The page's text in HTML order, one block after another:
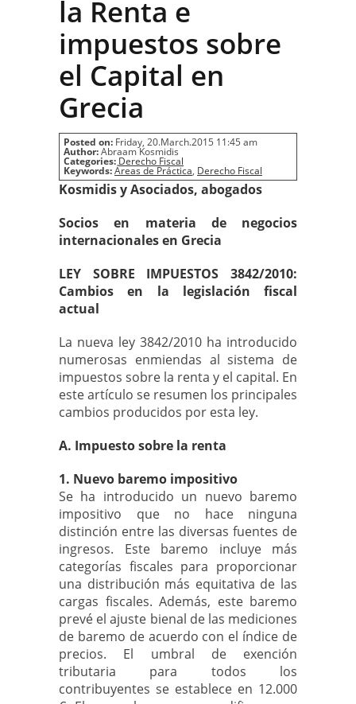
la Renta e
impuestos sobre
el Capital en
Grecia
Posted on: Friday, 20.March.2015 11:45 am
Author:Abraam Kosmidis
Categories: Derecho Fiscal
Keywords:Áreas de Práctica, Derecho Fiscal
Kosmidis y Asociados, abogados
Socios en materia de negocios
internacionales en Grecia
LEY SOBRE IMPUESTOS 3842/2010:
Cambios en la legislación fiscal
actual
La nueva ley 3842/2010 ha introducido
numerosas enmiendas al sistema de
impuestos sobre la renta y el capital. En
este artículo se resumen los principales
cambios producidos por esta ley.
A. Impuesto sobre la renta
1. Nuevo baremo impositivo
Se ha introducido un nuevo baremo
impositivo que no hace ninguna
distinción entre las diversas fuentes de
ingresos. Este baremo incluye más
categorías fiscales para proporcionar
una distribución más equitativa de las
cargas fiscales. Además, este baremo
prevé el ajuste bienal de las mediciones
de baremo de acuerdo con el índice de
precios. El umbral de exención
tributaria para todos los
contribuyentes se establece en 12.000